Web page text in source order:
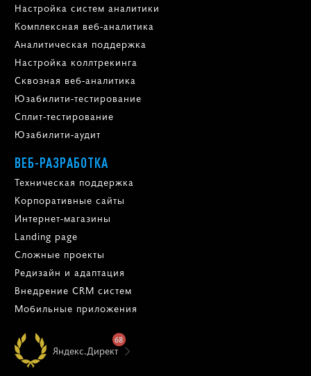
Настройка систем аналитики
Комплексная веб-аналитика
Аналитическая поддержка
Настройка коллтрекинга
Сквозная веб-аналитика
Юзабилити-тестирование
Сплит-тестирование
Юзабилити-аудит
ВЕБ-РАЗРАБОТКА
Техническая поддержка
Корпоративные сайты
Интернет-магазины
Landing page
Сложные проекты
Редизайн и адаптация
Внедрение CRM систем
Мобильные приложения
Яндекс.Директ
68